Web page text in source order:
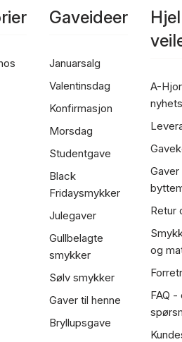
Gaveideer
Januarsalg
Valentinsdag
Konfirmasjon
Morsdag
Studentgave
Black
Fridaysmykker
Julegaver
Gullbelagte
smykker
Sølv smykker
Gaver til henne
Bryllupsgave
A-
Retur
og
FAQ